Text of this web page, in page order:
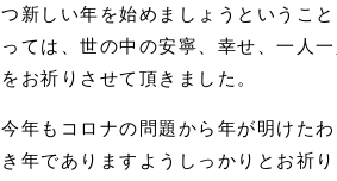
つ新しい年を始めましょうというこ
っては、世の中の安寧、幸せ、一人
をお祈りさせて頂きました。
今年もコロナの問題から年が明けた
き年でありますようしっかりとお祈